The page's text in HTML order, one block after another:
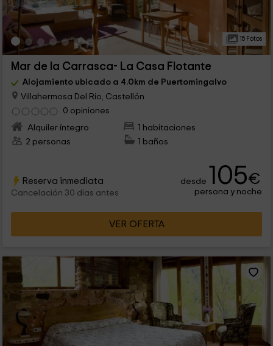
15 Fotos
Mar de la Carrasca- La Casa Flotante
Alojamiento ubicado a 4.0km de Puertomingalvo
Villahermosa Del Rio, Castellón
0 opiniones
Alquiler íntegro
1 habitaciones
2 personas
1 baños
Reserva inmediata
Cancelación 30 días antes
desde 105€
persona y noche
VER OFERTA